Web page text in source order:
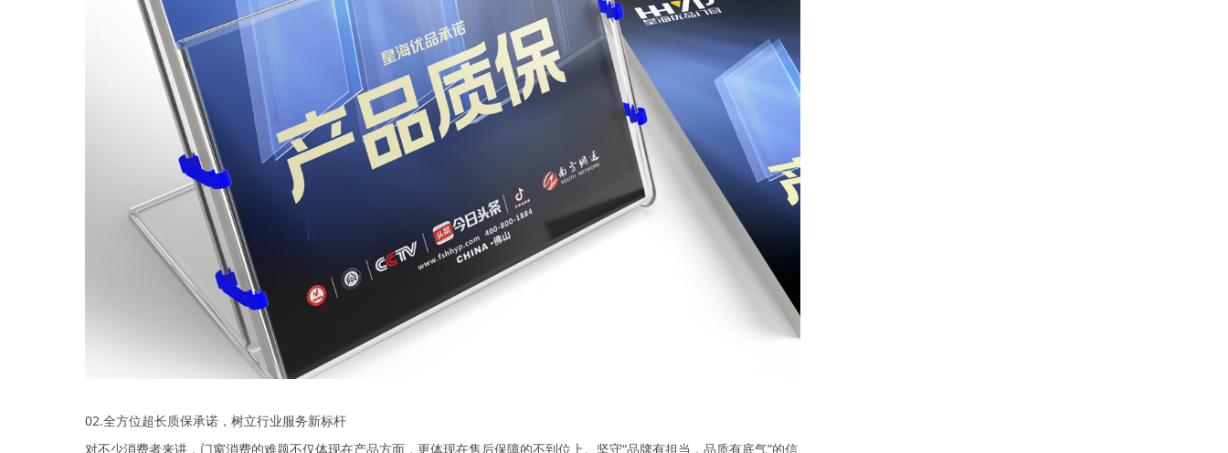
02.全方位超长质保承诺，树立行业服务新标杆
对不少消费者来讲，门窗消费的难题不仅体现在产品方面，更体现在售后保障的不到位上。坚守“品牌有担当，品质有底气”的信